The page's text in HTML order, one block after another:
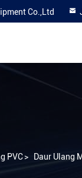
Co.,Ltd
PVC> Daur Ulang